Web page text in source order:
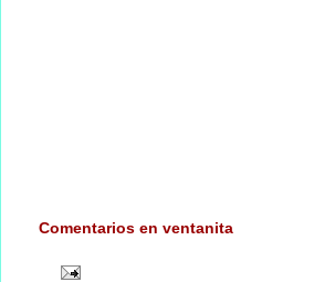
Comentarios en ventanita